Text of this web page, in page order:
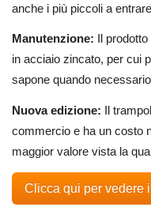
anche i più piccoli a
Manutenzione: Il
in acciaio zincato, per cui
sapone quando
Nuova edizione: Il
commercio e ha un costo
maggior valore vista la
Clicca qui per vedere